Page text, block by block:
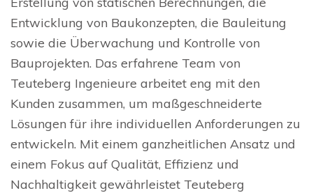
Entwicklung von Baukonzepten, die Bauleitung
sowie die Überwachung und Kontrolle von
Bauprojekten. Das erfahrene Team von
Teuteberg Ingenieure arbeitet eng mit den
Kunden zusammen, um maßgeschneiderte
Lösungen für ihre individuellen Anforderungen zu
entwickeln. Mit einem ganzheitlichen Ansatz und
einem Fokus auf Qualität, Effizienz und
Nachhaltigkeit gewährleistet Teuteberg